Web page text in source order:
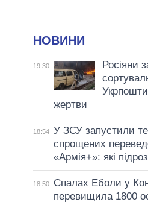
НОВИНИ
19:30
Росіяни
жертви
18:54 У ЗСУ запустили
спрощених
«Армія+»: які
18:50
Спалах Еболи у
перевищила 1800